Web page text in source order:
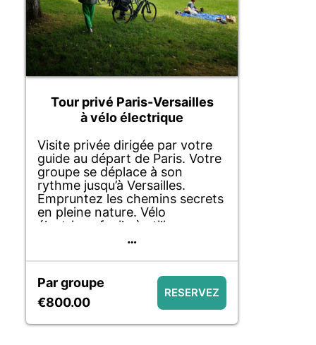
Tour privé Paris-Versailles
à vélo électrique
Visite privée dirigée par votre
guide au départ de Paris. Votre
groupe se déplace à son
rythme jusqu’à Versailles.
Empruntez les chemins secrets
en pleine nature. Vélo
électrique facile à utiliser avec
une grande autonomie. Visite
Hameau de la Reine en option.
…
Par groupe
€800.00
RESERVEZ